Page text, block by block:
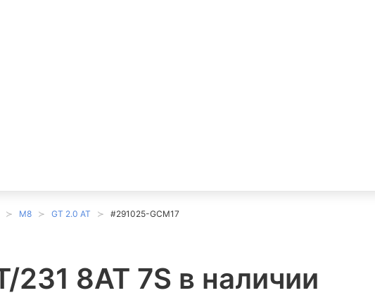
M8 GT 2.0 AT #291025-GCM17
231 8AT 7S в наличии